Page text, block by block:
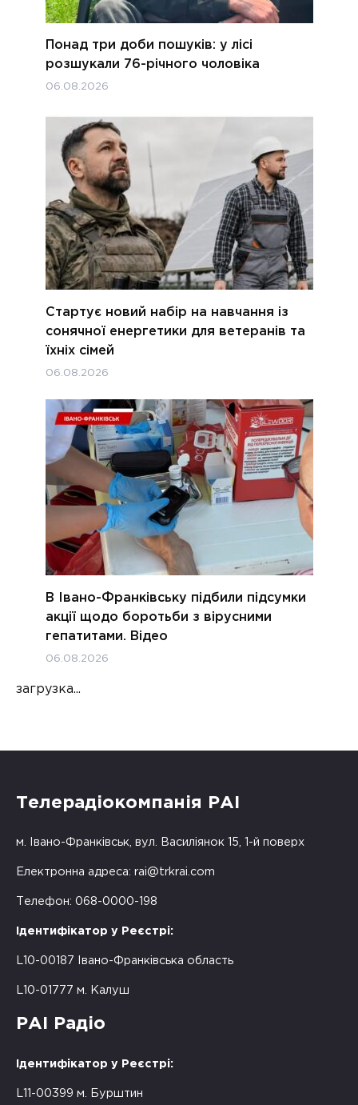
Понад три доби пошуків: у лісі
розшукали 76-річного чоловіка
06.08.2026
Стартує новий набір на навчання із
сонячної енергетики для ветеранів та
їхніх сімей
06.08.2026
В Івано-Франківську підбили підсумки
акції щодо боротьби з вірусними
гепатитами. Відео
06.08.2026
загрузка...
Телерадіокомпанія РАІ
м. Івано-Франківськ, вул. Василіянок 15, 1-й поверх
Електронна адреса: rai@trkrai.com
Телефон: 068-0000-198
Ідентифікатор у Реєстрі:
L10-00187 Івано-Франківська область
L10-01777 м. Калуш
РАІ Радіо
Ідентифікатор у Реєстрі:
L11-00399 м. Бурштин